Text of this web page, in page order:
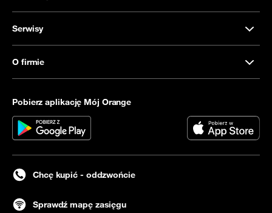
Serwisy
O firmie
Pobierz aplikację Mój Orange
Chcę kupić - oddzwońcie
Sprawdź mapę zasięgu